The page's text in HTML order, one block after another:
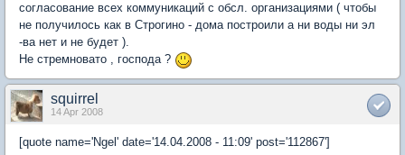
согласование всех коммуникаций с обсл. организациями ( чтобы
не получилось как в Строгино - дома построили а ни воды ни эл
-ва нет и не будет ).
Не стремновато , господа ?
squirrel
14 Apr 2008
[quote name='Ngel' date='14.04.2008 - 11:09' post='112867']